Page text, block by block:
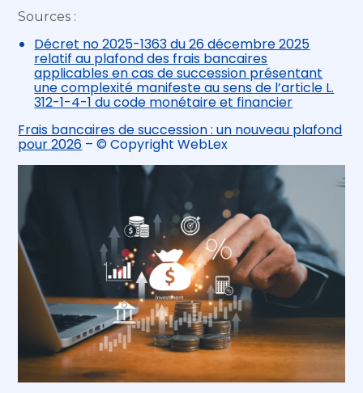
Sources :
Décret no 2025-1363 du 26 décembre 2025
relatif au plafond des frais bancaires
applicables en cas de succession présentant
une complexité manifeste au sens de l’article L.
312-1-4-1 du code monétaire et financier
Frais bancaires de succession : un nouveau plafond
pour 2026 – © Copyright WebLex